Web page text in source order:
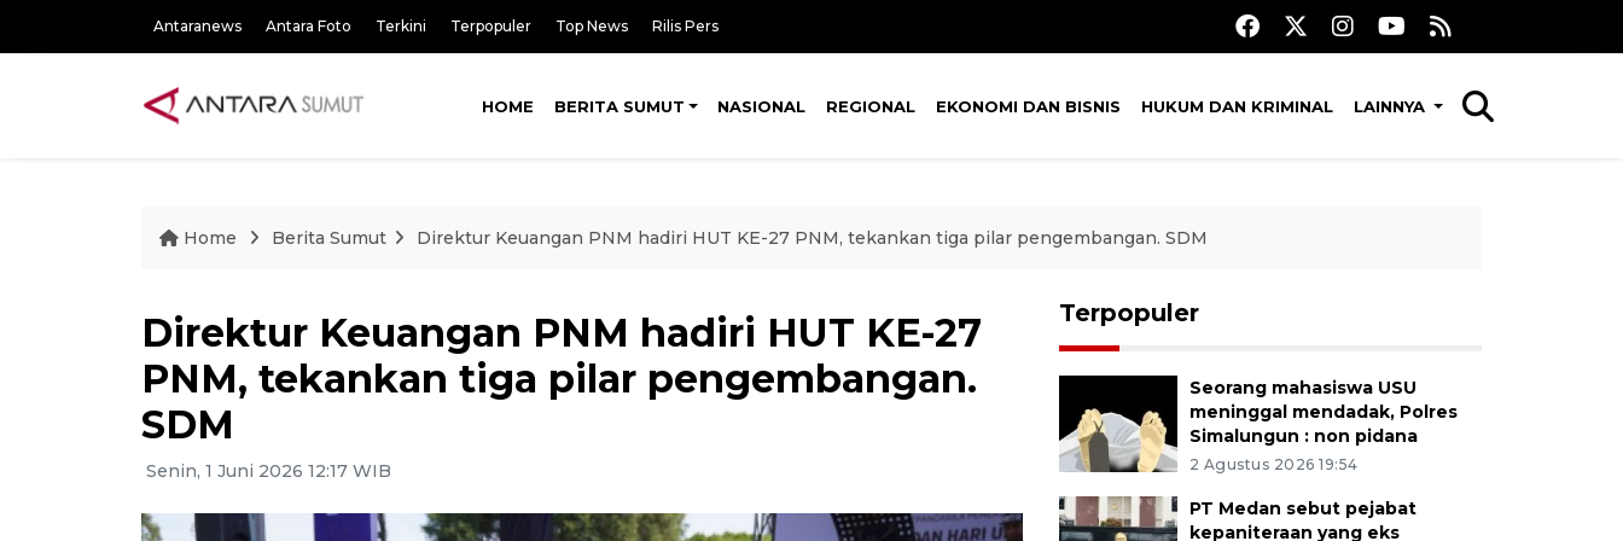
Antaranews Antara Foto Terkini Terpopuler Top News Rilis Pers
HOME BERITA SUMUT NASIONAL REGIONAL EKONOMI DAN BISNIS HUKUM DAN KRIMINAL LAINNYA
Home Berita Sumut Direktur Keuangan PNM hadiri HUT KE-27 PNM, tekankan tiga pilar pengembangan. SDM
Direktur Keuangan PNM hadiri HUT KE-27
PNM, tekankan tiga pilar pengembangan.
SDM
Senin, 1 Juni 2026 12:17 WIB
Terpopuler
Seorang mahasiswa USU
meninggal mendadak, Polres
Simalungun : non pidana
2 Agustus 2026 19:54
PT Medan sebut pejabat
kepaniteraan yang eks